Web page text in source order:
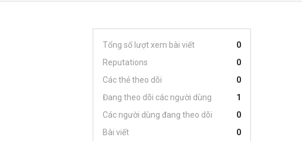
Tổng số lượt xem bài viết
0
Reputations
0
Các thẻ theo dõi
0
Đang theo dõi các người dùng
1
Các người dùng đang theo dõi
0
Bài viết
0